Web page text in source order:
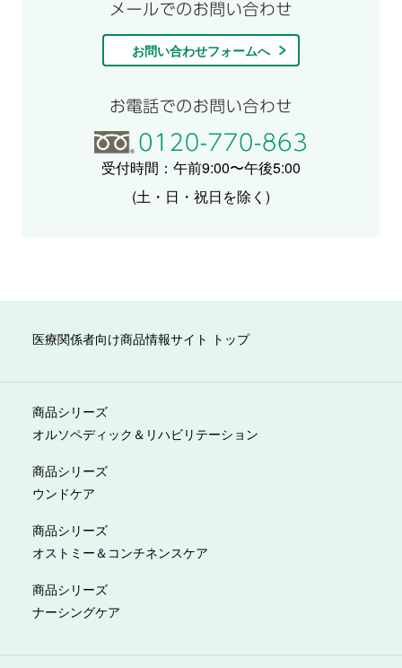
お問い合わせフォームへ
受付時間：午前9:00〜午後5:00
(土・日・祝日を除く)
医療関係者向け商品情報サイト トップ
商品シリーズ
オルソペディック＆リハビリテーション
商品シリーズ
ウンドケア
商品シリーズ
オストミー＆コンチネンスケア
商品シリーズ
ナーシングケア